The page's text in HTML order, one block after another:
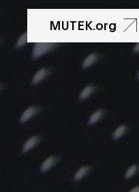
MUTEK.org